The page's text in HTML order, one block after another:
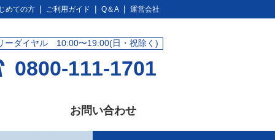
めての方 ご利用ガイド Q＆A 運営会社
ーダイヤル 10:00〜19:00(日・祝除く)
0800-111-1701
お問い合わせ